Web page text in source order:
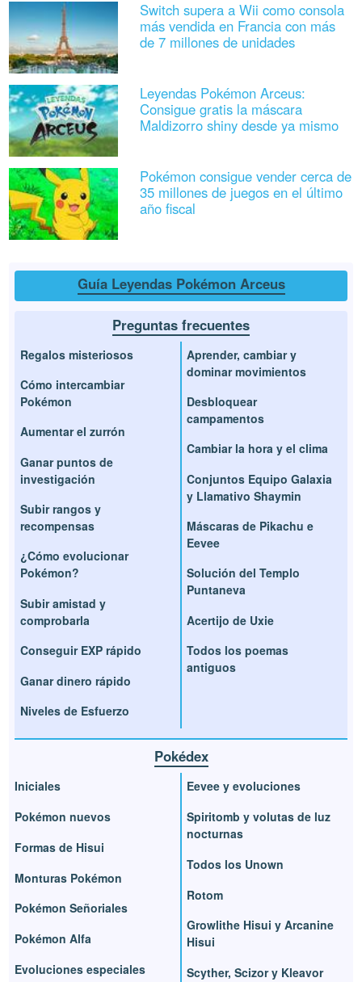
Switch supera a Wii como consola
más vendida en Francia con más
de 7 millones de unidades
Leyendas Pokémon Arceus:
Consigue gratis la máscara
Maldizorro shiny desde ya mismo
Pokémon consigue vender cerca de
35 millones de juegos en el último
año fiscal
Guía Leyendas Pokémon Arceus
Preguntas frecuentes
Regalos misteriosos
Cómo intercambiar
Pokémon
Aumentar el zurrón
Ganar puntos de
investigación
Subir rangos y
recompensas
¿Cómo evolucionar
Pokémon?
Subir amistad y
comprobarla
Conseguir EXP rápido
Ganar dinero rápido
Niveles de Esfuerzo
Aprender, cambiar y
dominar movimientos
Desbloquear
campamentos
Cambiar la hora y el clima
Conjuntos Equipo Galaxia
y Llamativo Shaymin
Máscaras de Pikachu e
Eevee
Solución del Templo
Puntaneva
Acertijo de Uxie
Todos los poemas
antiguos
Pokédex
Iniciales
Pokémon nuevos
Formas de Hisui
Monturas Pokémon
Pokémon Señoriales
Pokémon Alfa
Evoluciones especiales
Eevee y evoluciones
Spiritomb y volutas de luz
nocturnas
Todos los Unown
Rotom
Growlithe Hisui y Arcanine
Hisui
Scyther, Scizor y Kleavor